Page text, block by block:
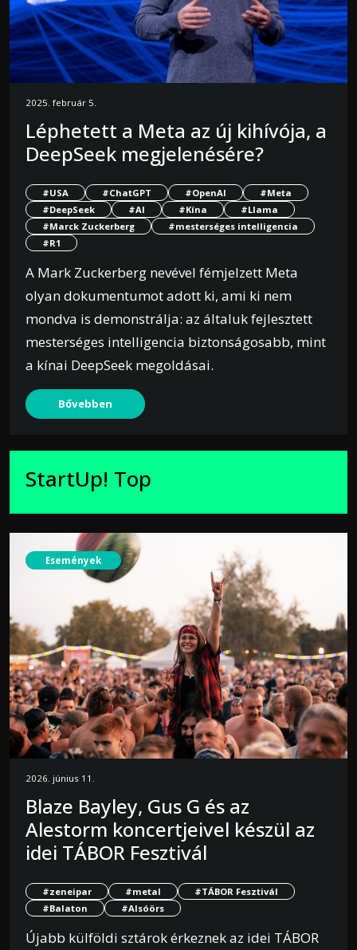
2025. február 5.
Léphetett a Meta az új kihívója, a
DeepSeek megjelenésére?
#USA #ChatGPT #OpenAI
#Meta
#DeepSeek
#AI #Kína
#Llama
#Marck Zuckerberg
#mesterséges intelligencia
#R1
A Mark Zuckerberg nevével fémjelzett Meta
olyan dokumentumot adott ki, ami ki nem
mondva is demonstrálja: az általuk fejlesztett
mesterséges intelligencia biztonságosabb, mint
a kínai DeepSeek megoldásai.
Bővebben
StartUp! Top
Események
2026. június 11.
Blaze Bayley, Gus G és az
Alestorm koncertjeivel készül az
idei TÁBOR Fesztivál
#zeneipar #metal
#TÁBOR Fesztivál
#Balaton
#Alsóörs
Újabb külföldi sztárok érkeznek az idei TÁBOR